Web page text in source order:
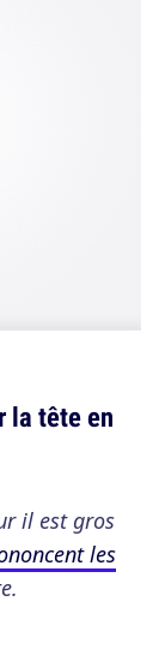
la tête en
il est gros
les